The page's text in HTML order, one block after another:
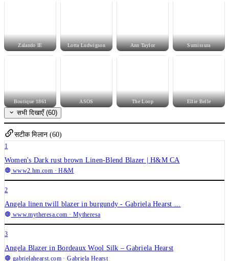
Zalando IE Lotta Ludwigson Ann Taylor Sumissura
Boutique 1861 ASOS The Loop Ellie Belle
सभी दिखाएँ (60)
सटीक मिलान (60)
1
Women's Dark rust brown Linen-Blend Blazer | H&M CA
www2.hm.com · H&M
2
Angela linen twill blazer in burgundy - Gabriela Hearst ...
www.mytheresa.com · Mytheresa
3
Angela Blazer in Bordeaux Wool Silk – Gabriela Hearst
gabrielahearst.com · Gabriela Hearst